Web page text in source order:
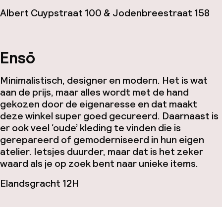
Albert Cuypstraat 100​ & Jodenbreestraat 158
Ensō
Minimalistisch, designer en modern. Het is wat
aan de prijs, maar alles wordt met de hand
gekozen door de eigenaresse en dat maakt
deze winkel super goed gecureerd. Daarnaast is
er ook veel ‘oude’ kleding te vinden die is
gerepareerd of gemoderniseerd in hun eigen
atelier. Ietsjes duurder, maar dat is het zeker
waard als je op zoek bent naar unieke items.
Elandsgracht 12H